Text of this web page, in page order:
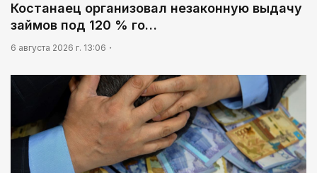
Костанаец организовал незаконную выдачу
займов под 120 % го…
6 августа 2026 г. 13:06